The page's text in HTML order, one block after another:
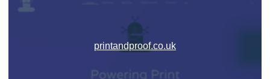
printandproof.co.uk